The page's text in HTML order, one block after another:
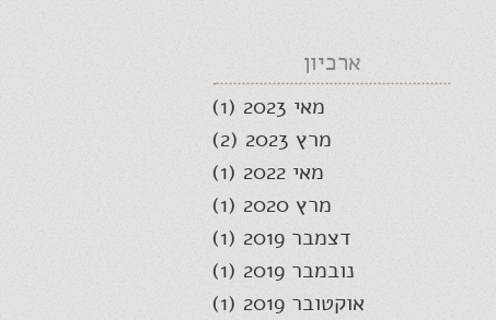
ארכיון
מאי 2023 (1)
מרץ 2023
(2)
מאי 2022
(1)
מרץ 2020
(1)
דצמבר 2019
(1)
נובמבר 2019
(1)
אוקטובר 2019
(1)